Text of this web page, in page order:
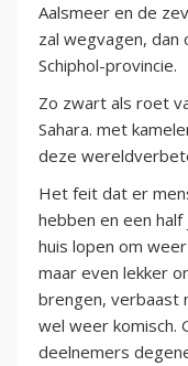
Aalsmeer en de
zal wegvagen,
Schiphol-provincie.
Zo zwart als roet
Sahara. met
deze
Het feit dat er
hebben en een
huis lopen om
maar even lekker
brengen, verbaast
wel weer komisch.
deelnemers